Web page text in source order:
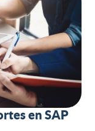
en SAP